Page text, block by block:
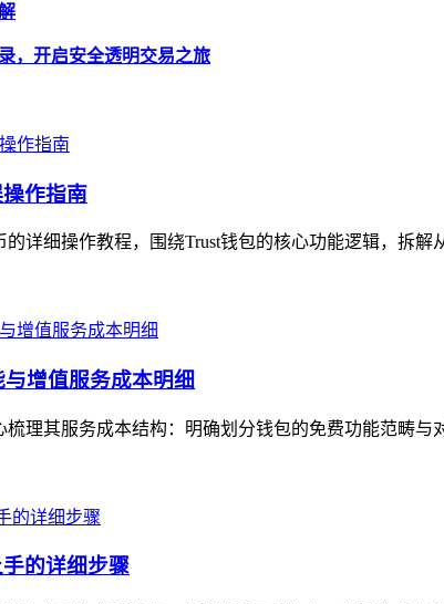
，开启安全透明交易之旅
作指南
详细操作教程，围绕Trust钱包的核心功能逻辑，拆
增值服务成本明细
梳理其服务成本结构：明确划分钱包的免费功能范畴
的详细步骤